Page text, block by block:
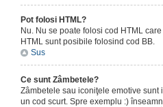
Pot folosi HTML?
Nu. Nu se poate folosi cod HTML
HTML sunt posibile folosind cod BB.
Sus
Ce sunt Zâmbetele?
Zâmbetele sau iconiţele emotive
un cod scurt. Spre exemplu :)